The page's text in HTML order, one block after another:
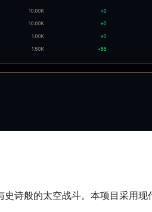
诗般的太空战斗。本项目采用